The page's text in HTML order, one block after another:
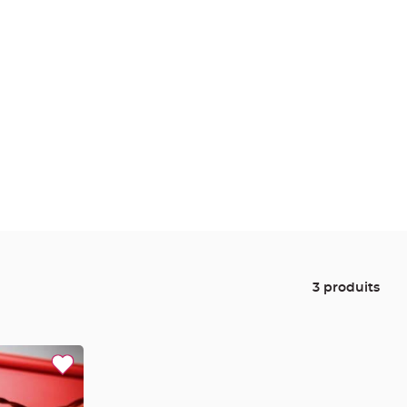
3 produits